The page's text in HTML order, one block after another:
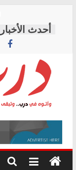
content
درب
وأتوه
درب..
وتبقى
هي